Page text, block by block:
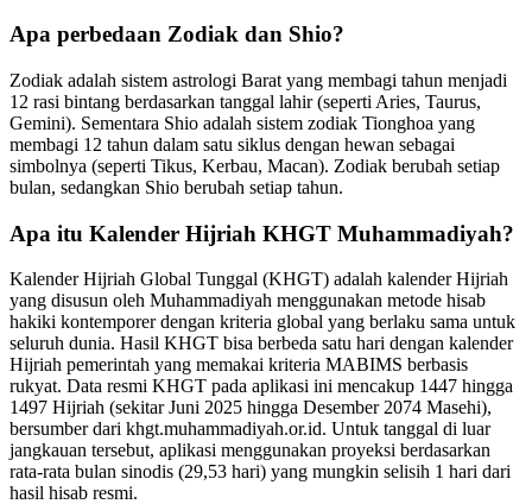
Apa perbedaan Zodiak dan Shio?
Zodiak adalah sistem astrologi Barat yang membagi tahun menjadi
12 rasi bintang berdasarkan tanggal lahir (seperti Aries, Taurus,
Gemini). Sementara Shio adalah sistem zodiak Tionghoa yang
membagi 12 tahun dalam satu siklus dengan hewan sebagai
simbolnya (seperti Tikus, Kerbau, Macan). Zodiak berubah setiap
bulan, sedangkan Shio berubah setiap tahun.
Apa itu Kalender Hijriah KHGT Muhammadiyah?
Kalender Hijriah Global Tunggal (KHGT) adalah kalender Hijriah
yang disusun oleh Muhammadiyah menggunakan metode hisab
hakiki kontemporer dengan kriteria global yang berlaku sama untuk
seluruh dunia. Hasil KHGT bisa berbeda satu hari dengan kalender
Hijriah pemerintah yang memakai kriteria MABIMS berbasis
rukyat. Data resmi KHGT pada aplikasi ini mencakup 1447 hingga
1497 Hijriah (sekitar Juni 2025 hingga Desember 2074 Masehi),
bersumber dari khgt.muhammadiyah.or.id. Untuk tanggal di luar
jangkauan tersebut, aplikasi menggunakan proyeksi berdasarkan
rata-rata bulan sinodis (29,53 hari) yang mungkin selisih 1 hari dari
hasil hisab resmi.